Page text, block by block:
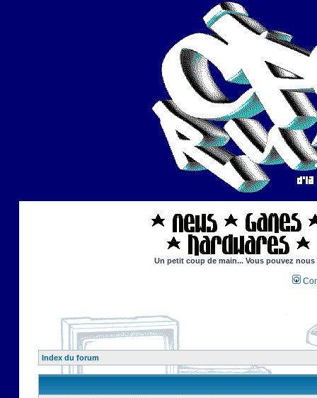
Un petit coup de main... Vous pouvez
Index du forum